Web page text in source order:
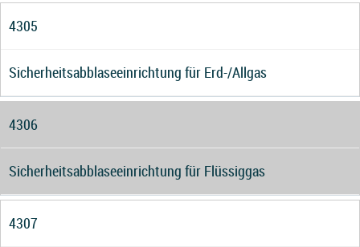
4305
Sicherheitsabblaseeinrichtung für Erd-/Allgas
4306
Sicherheitsabblaseeinrichtung für Flüssiggas
4307